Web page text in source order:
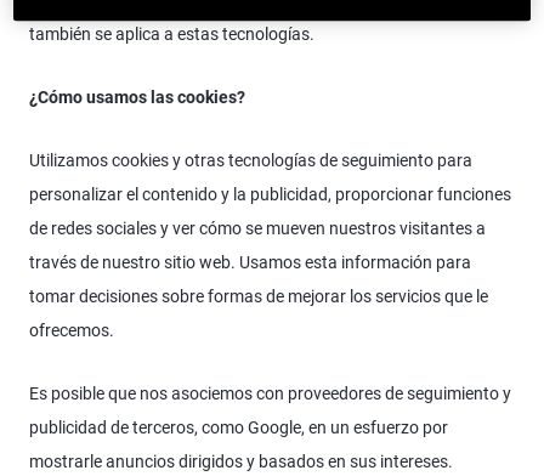
también se aplica a estas tecnologías.
¿Cómo usamos las cookies?
Utilizamos cookies y otras tecnologías de seguimiento para
personalizar el contenido y la publicidad, proporcionar funciones
de redes sociales y ver cómo se mueven nuestros visitantes a
través de nuestro sitio web. Usamos esta información para
tomar decisiones sobre formas de mejorar los servicios que le
ofrecemos.
Es posible que nos asociemos con proveedores de seguimiento y
publicidad de terceros, como Google, en un esfuerzo por
mostrarle anuncios dirigidos y basados en sus intereses.